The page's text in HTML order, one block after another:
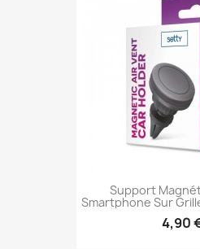
Support
Smartphone Sur
4,90